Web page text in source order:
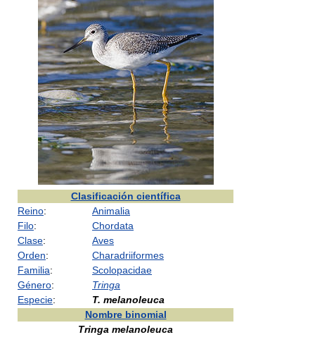
Clasificación científica
Reino:
Animalia
Filo:
Chordata
Clase:
Aves
Orden:
Charadriiformes
Familia:
Scolopacidae
Género:
Tringa
Especie:
T. melanoleuca
Nombre binomial
Tringa melanoleuca